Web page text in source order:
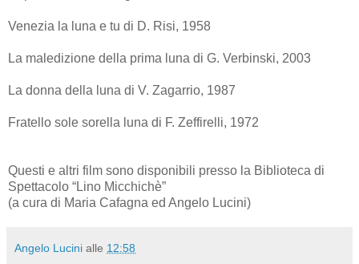
Venezia la luna e tu di D. Risi, 1958
La maledizione della prima luna di G. Verbinski, 2003
La donna della luna di V. Zagarrio, 1987
Fratello sole sorella luna di F. Zeffirelli, 1972
Questi e altri film sono disponibili presso la Biblioteca di
Spettacolo “Lino Micchichè”
(a cura di Maria Cafagna ed Angelo Lucini)
Angelo Lucini alle 12:58